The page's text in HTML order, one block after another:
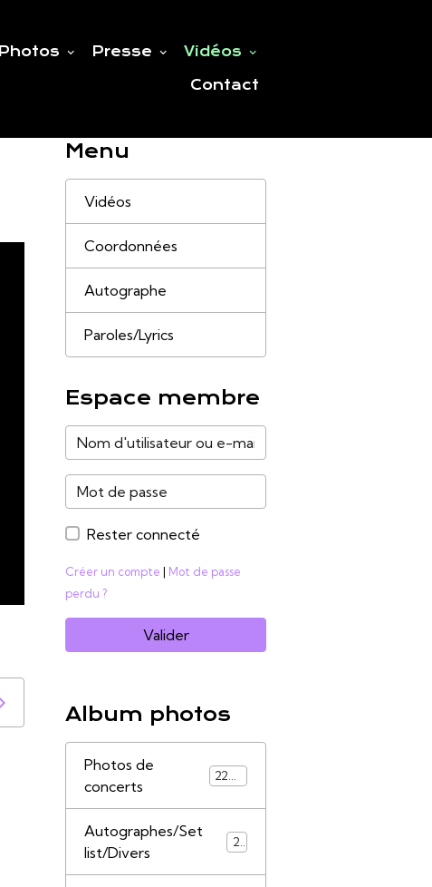
Photos Presse Vidéos
Contact
Menu
Vidéos
Coordonnées
Autographe
Paroles/Lyrics
Espace membre
Rester connecté
Créer un compte | Mot de passe
perdu ?
Valider
Album photos
Photos de
concerts
2285
Autographes/Set
list/Divers
21